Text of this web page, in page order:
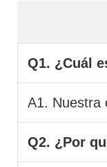
Q1. ¿Cuál
A1. Nuestra
Q2. ¿Por